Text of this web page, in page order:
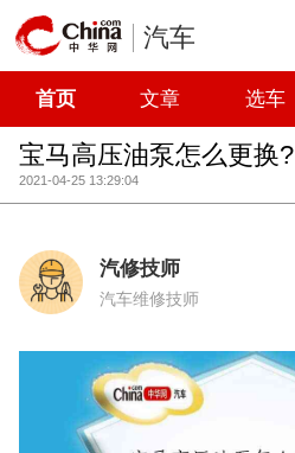
汽车
首页 文章 选车
宝马高压油泵怎么更换?
2021-04-25 13:29:04
汽修技师
汽车维修技师